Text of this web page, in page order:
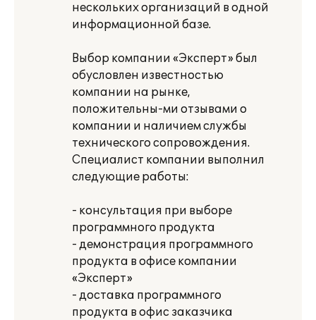
нескольких организаций в одной
информационной базе.
Выбор компании «Эксперт» был
обусловлен известностью
компании на рынке,
положительны-ми отзывами о
компании и наличием службы
технического сопровождения.
Специалист компании выполнил
следующие работы:
- консультация при выборе
программного продукта
- демонстрация программного
продукта в офисе компании
«Эксперт»
- доставка программного
продукта в офис заказчика